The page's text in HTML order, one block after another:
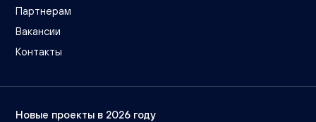
Партнерам
Вакансии
Контакты
Новые проекты в 2026 году